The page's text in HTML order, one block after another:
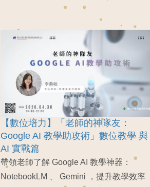
【數位培力】「老師的神隊友：
Google AI 教學助攻術」數位教學 與
AI 實戰篇
帶領老師了解 Google AI 教學神器：
NotebookLM 、 Gemini ，提升教學效率